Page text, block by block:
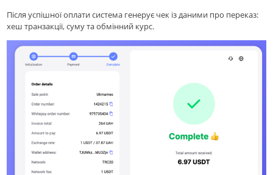
Після успішної оплати система генерує чек із даними про переказ:
хеш транзакції, суму та обмінний курс.